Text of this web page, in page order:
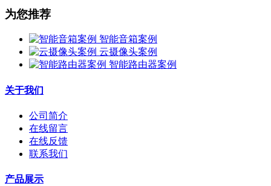
为您推荐
智能音箱案例
云摄像头案例
智能路由器案例
关于我们
公司简介
在线留言
在线反馈
联系我们
产品展示